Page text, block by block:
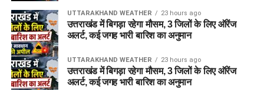
UTTARAKHAND WEATHER 23 hours ago
उत्तराखंड में बिगड़ा रहेगा मौसम, 3 जिलों के लिए ऑरेंज
अलर्ट, कई जगह भारी बारिश का अनुमान
UTTARAKHAND WEATHER 23 hours ago
उत्तराखंड में बिगड़ा रहेगा मौसम, 3 जिलों के लिए ऑरेंज
अलर्ट, कई जगह भारी बारिश का अनुमान